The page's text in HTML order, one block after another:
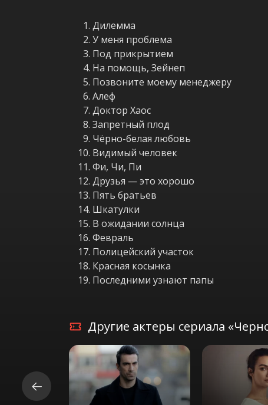
Дилемма
У меня проблема
Под прикрытием
На помощь, Зейнеп
Позвоните моему менеджеру
Алеф
Доктор Хаос
Запретный плод
Чёрно-белая любовь
Видимый человек
Фи, Чи, Пи
Друзья — это хорошо
Пять братьев
Шкатулки
В ожидании солнца
Февраль
Полицейский участок
Красная косынка
Последними узнают папы
Другие актеры сериала